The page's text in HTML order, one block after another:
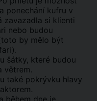
ponechání kufru v
zavazadla si klienti
nebo budou
by mělo být
šátky, které budou
větrem.
také pokrývku hlavy
během dne je